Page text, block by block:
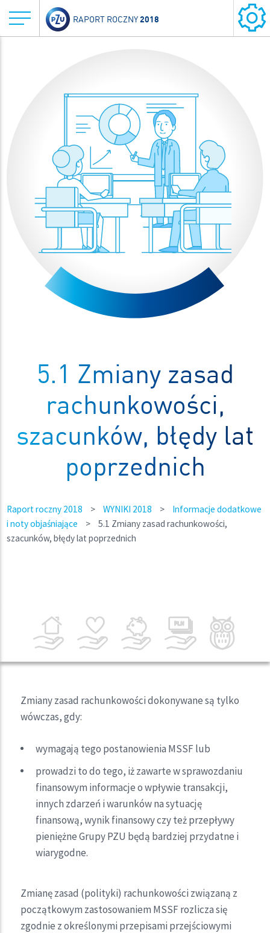
RAPORT ROCZNY2018
5.1 Zmiany zasad
rachunkowości,
szacunków, błędy lat
poprzednich
Raport roczny 2018 > WYNIKI 2018 >
Informacje dodatkowe
i noty objaśniające
>
5.1 Zmiany zasad rachunkowości,
szacunków, błędy lat poprzednich
Zmiany zasad rachunkowości dokonywane są tylko
wówczas, gdy:
wymagają tego postanowienia MSSF lub
prowadzi to do tego, iż zawarte w sprawozdaniu
finansowym informacje o wpływie transakcji,
innych zdarzeń i warunków na sytuację
finansową, wynik finansowy czy też przepływy
pieniężne Grupy PZU będą bardziej przydatne i
wiarygodne.
Zmianę zasad (polityki) rachunkowości związaną z
początkowym zastosowaniem MSSF rozlicza się
zgodnie z określonymi przepisami przejściowymi